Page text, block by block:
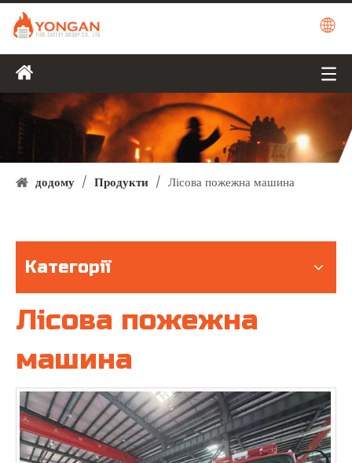
додому / Продукти / Лісова пожежна машина
Категорії
Лісова пожежна
машина